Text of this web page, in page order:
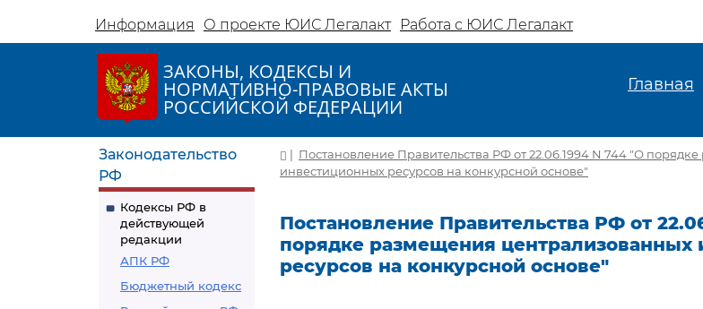
Информация О проекте ЮИС Легалакт Работа с ЮИС Легалакт
ЗАКОНЫ, КОДЕКСЫ И
НОРМАТИВНО-ПРАВОВЫЕ АКТЫ
РОССИЙСКОЙ ФЕДЕРАЦИИ
Главная
Законодательство
РФ
Кодексы РФ в
действующей
редакции
АПК РФ
Бюджетный кодекс
| Постановление Правительства РФ от 22.06.1994 N 744 "О
инвестиционных ресурсов на конкурсной основе"
Постановление Правительства РФ от
порядке размещения централизованных
ресурсов на конкурсной основе"